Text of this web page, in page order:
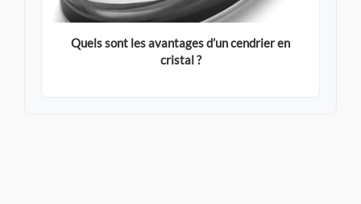
Quels sont les avantages d’un cendrier en
cristal ?